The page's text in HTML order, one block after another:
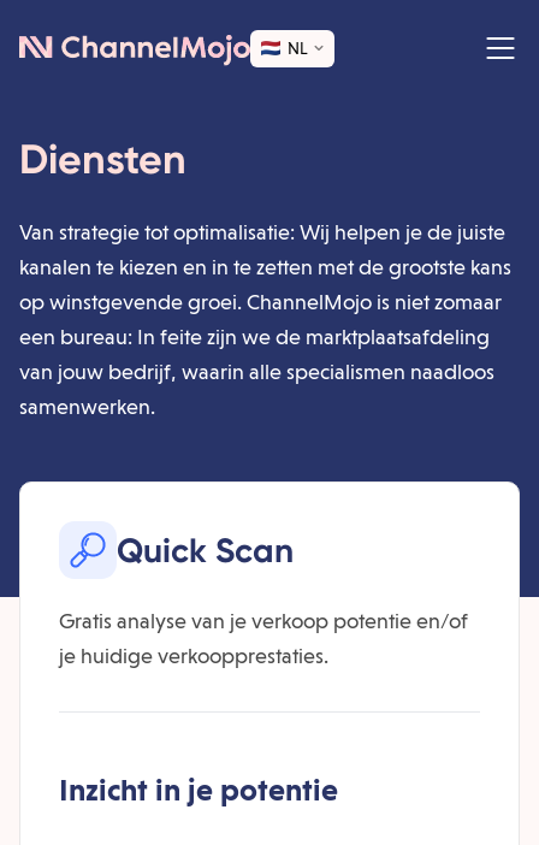
NL
Diensten
Van strategie tot optimalisatie: Wij helpen je de juiste
kanalen te kiezen en in te zetten met de grootste kans
op winstgevende groei. ChannelMojo is niet zomaar
een bureau: In feite zijn we de marktplaatsafdeling
van jouw bedrijf, waarin alle specialismen naadloos
samenwerken.
Quick Scan
Gratis analyse van je verkoop potentie en/of
je huidige verkoopprestaties.
Inzicht in je potentie